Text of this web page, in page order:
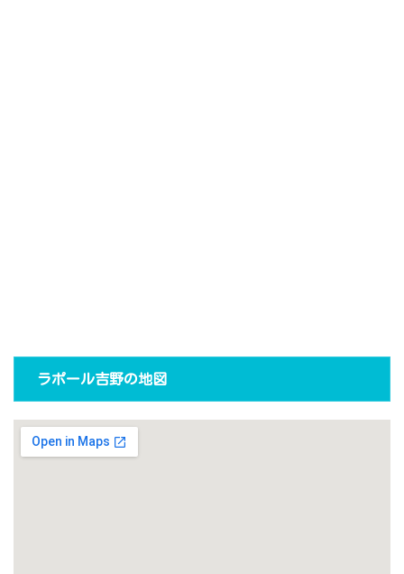
ラポール吉野の地図